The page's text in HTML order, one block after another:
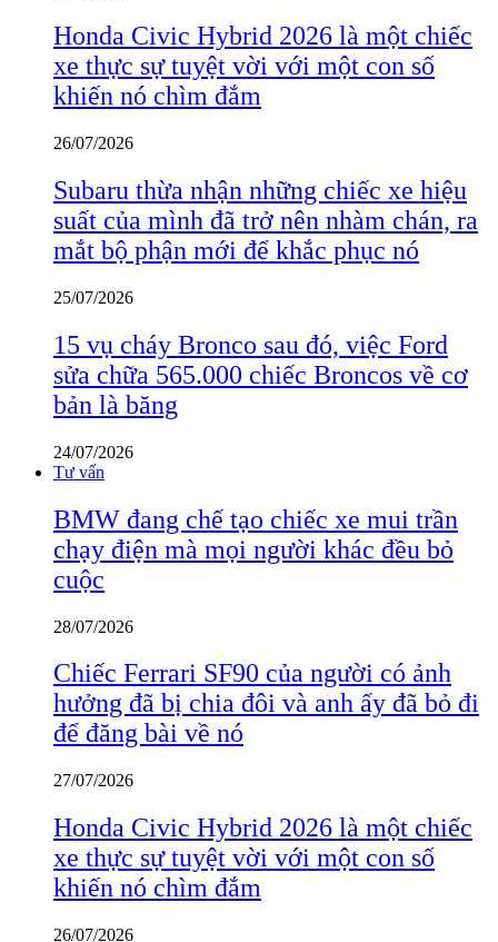
Honda Civic Hybrid 2026 là một chiếc
xe thực sự tuyệt vời với một con số
khiến nó chìm đắm
26/07/2026
Subaru thừa nhận những chiếc xe hiệu
suất của mình đã trở nên nhàm chán, ra
mắt bộ phận mới để khắc phục nó
25/07/2026
15 vụ cháy Bronco sau đó, việc Ford
sửa chữa 565.000 chiếc Broncos về cơ
bản là băng
24/07/2026
Tư vấn
BMW đang chế tạo chiếc xe mui trần
chạy điện mà mọi người khác đều bỏ
cuộc
28/07/2026
Chiếc Ferrari SF90 của người có ảnh
hưởng đã bị chia đôi và anh ấy đã bỏ đi
để đăng bài về nó
27/07/2026
Honda Civic Hybrid 2026 là một chiếc
xe thực sự tuyệt vời với một con số
khiến nó chìm đắm
26/07/2026